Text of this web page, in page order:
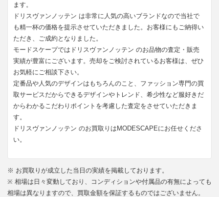
ます。
ドリスヴァンノッテン は非常に人気の高いブランドなので当社で
も精一杯の価格を提示させていただきました。お客様にもご納得い
ただき、ご成約となりました。
モードスケープではドリスヴァンノッテン のお品物の査定・販売
実績が豊富にございます。売却をご検討されているお客様は、ぜひ
お気軽にご相談下さい。
定番品や人気のデザインはもちろんのこと、ファッション専門の買
取サービスだからできるデザインやトレンド、希少性など服好きだ
からわかるこだわりポイントを考慮した査定をさせていただきま
す。
ドリスヴァンノッテン のお買取りはMODESCAPEにお任せくださ
い。
※ お買取りが成立した当日の実績を掲載しております。
※ 相場は日々変動しており、コンディションや付属品の有無によっても
相場は異なりますので、買取金額を保証するものではございません。